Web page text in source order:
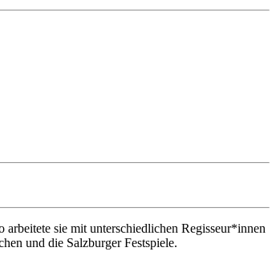
sie mit unterschiedlichen Regisseur*innen
und die Salzburger Festspiele.